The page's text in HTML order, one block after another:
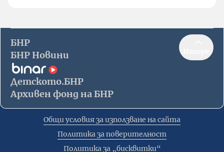
БНР
БНР Новини
Детското.БНР
Архивен фонд на БНР
Общи условия за използване на сайта
Политика за поверителност
Политика за „бисквитки“